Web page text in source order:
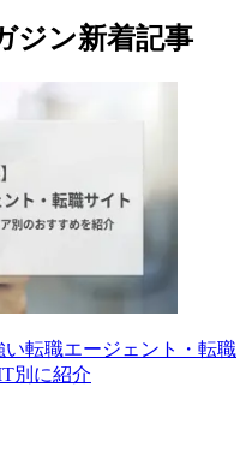
ジン新着記事
い転職エージェント・転職
別に紹介